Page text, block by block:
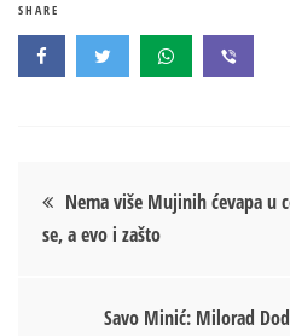
SHARE
Кретање
чланка
Nema više Mujinih ćevapa u
se, a evo i zašto
Savo Minić: Milorad